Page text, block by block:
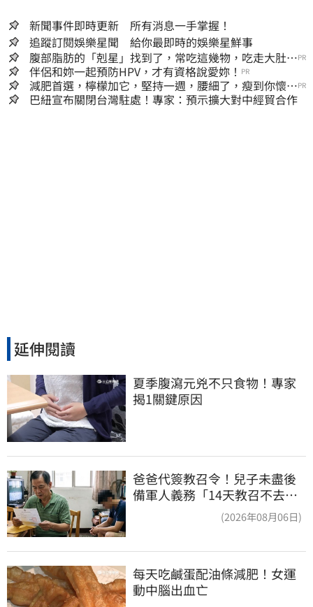
新聞事件即時更新 所有消息一手掌握！
追蹤訂閱娛樂星聞 給你最即時的娛樂星鮮事
腹部脂肪的「剋星」找到了，常吃這幾物，吃走大肚
囊，瘦出小蠻腰
PR
伴侶和妳一起預防HPV，才有資格說愛妳！ PR
減肥首選，檸檬加它，堅持一週，腰細了，瘦到你懷疑
人生
PR
巴紐宣布關閉台灣駐處！專家：預示擴大對中經貿合作
延伸閱讀
夏季腹瀉元兇不只食物！專家
揭1關鍵原因
爸爸代簽教召令！兒子未盡後
備軍人義務「14天教召不去」
(2026年08月06日)
每天吃鹹蛋配油條減肥！女運
動中腦出血亡